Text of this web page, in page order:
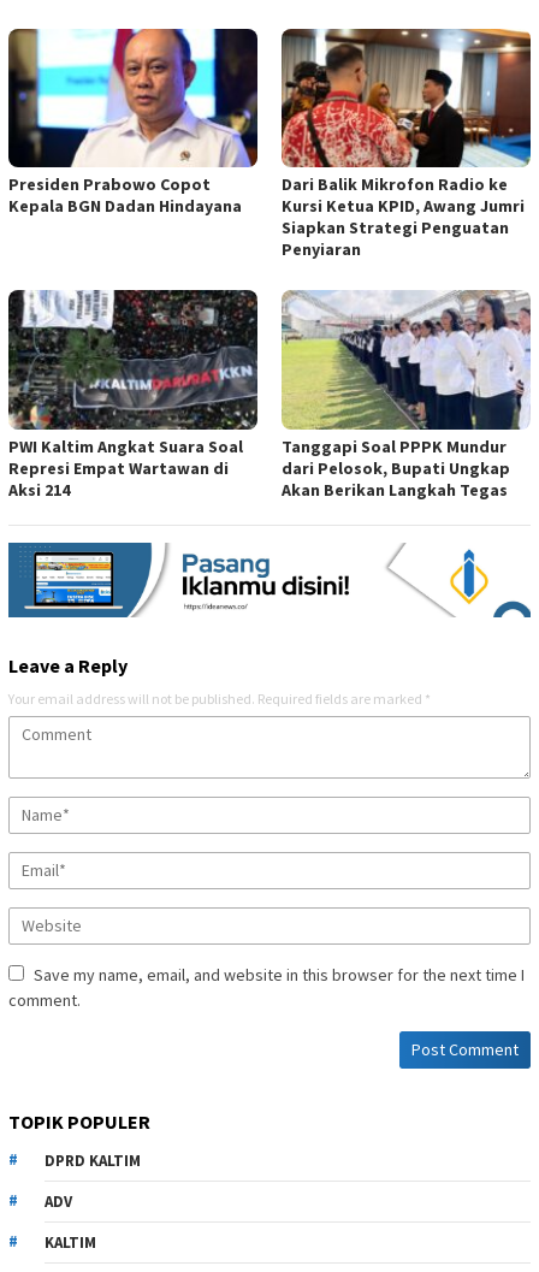
Presiden Prabowo Copot
Kepala BGN Dadan Hindayana
Dari Balik Mikrofon Radio ke
Kursi Ketua KPID, Awang Jumri
Siapkan Strategi Penguatan
Penyiaran
PWI Kaltim Angkat Suara Soal
Represi Empat Wartawan di
Aksi 214
Tanggapi Soal PPPK Mundur
dari Pelosok, Bupati Ungkap
Akan Berikan Langkah Tegas
Leave a Reply
Your email address will not be published. Required fields are marked *
Save my name, email, and website in this browser for the next time I
comment.
TOPIK POPULER
DPRD KALTIM
ADV
KALTIM